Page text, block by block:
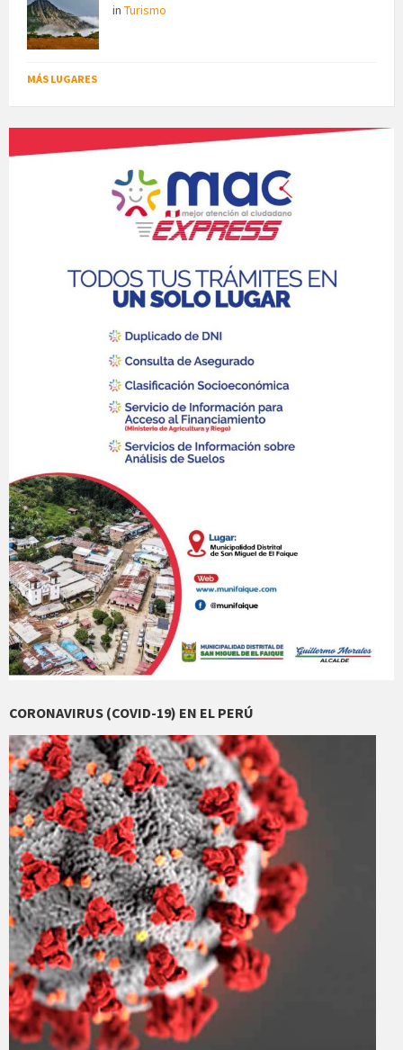
in Turismo
MÁS LUGARES
CORONAVIRUS (COVID-19) EN EL PERÚ